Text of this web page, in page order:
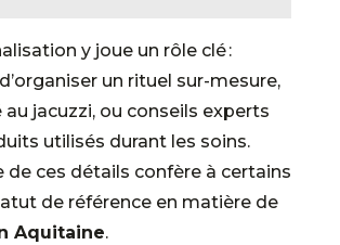
y joue un rôle clé :
un rituel sur-mesure,
au jacuzzi, ou conseils experts
utilisés durant les soins.
de ces détails confère à certains
de référence en matière de
Aquitaine.